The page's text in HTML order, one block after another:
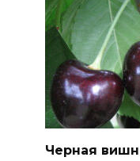
Черная